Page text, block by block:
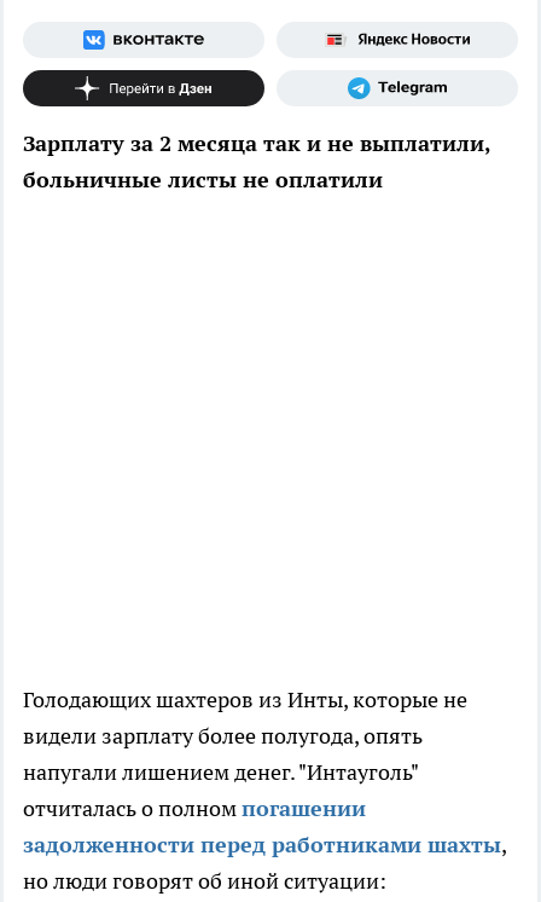
Зарплату за 2 месяца так и не выплатили,
больничные листы не оплатили
Голодающих шахтеров из Инты, которые не
видели зарплату более полугода, опять
напугали лишением денег. "Интауголь"
отчиталась о полномпогашении
задолженности перед работниками шахты,
но люди говорят об иной ситуации: